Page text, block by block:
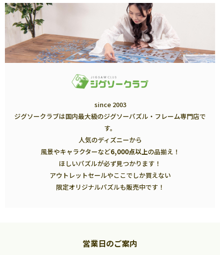
since 2003
ジグソークラブは国内最大級のジグソーパズル・フレーム専門店で
す。
人気のディズニーから
風景やキャラクターなど6,000点以上の品揃え！
ほしいパズルが必ず見つかります！
アウトレットセールやここでしか買えない
限定オリジナルパズルも販売中です！
営業日のご案内